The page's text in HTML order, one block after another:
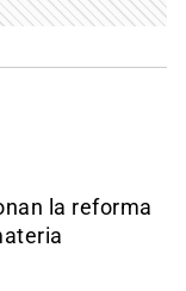
la reforma